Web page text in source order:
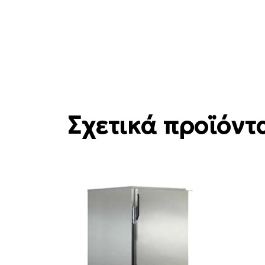
Σχετικά